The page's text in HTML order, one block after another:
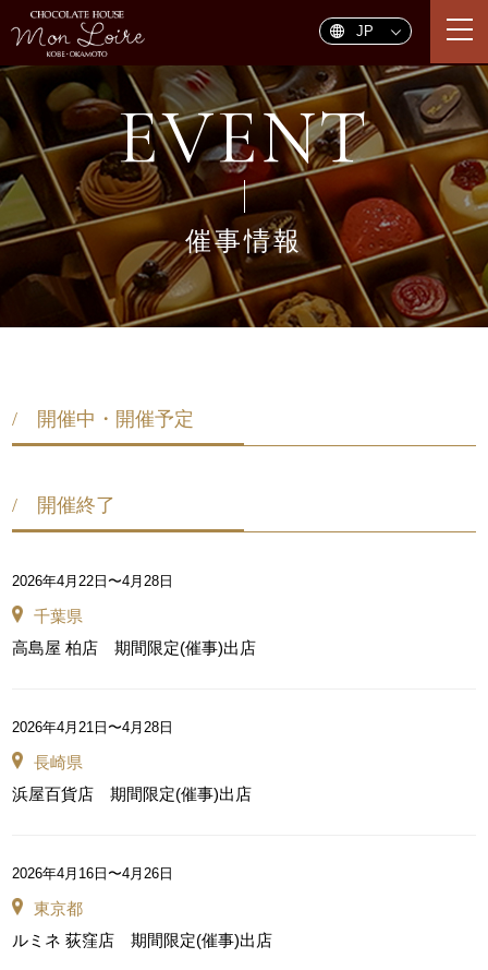
EVENT
催事情報
/ 開催中・開催予定
/ 開催終了
2026年4月22日〜4月28日
千葉県
高島屋 柏店 期間限定(催事)出店
2026年4月21日〜4月28日
長崎県
浜屋百貨店 期間限定(催事)出店
2026年4月16日〜4月26日
東京都
ルミネ 荻窪店 期間限定(催事)出店